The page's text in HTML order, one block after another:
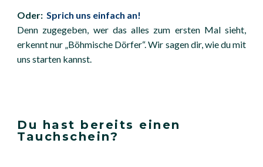
Oder: Sprich uns einfach an!
Denn zugegeben, wer das alles zum ersten Mal sieht,
erkennt nur „Böhmische Dörfer“. Wir sagen dir, wie du mit
uns starten kannst.
Du hast bereits einen
Tauchschein?